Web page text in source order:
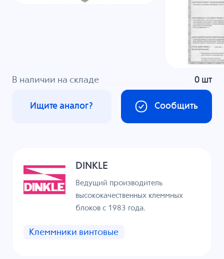
В наличии на складе 0 шт
Сообщить
Ищите аналог?
DINKLE
Ведущий производитель
высококачественных клеммных
блоков с 1983 года.
Клеммники винтовые